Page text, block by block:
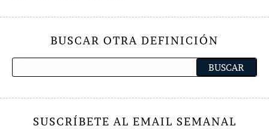
BUSCAR OTRA DEFINICIÓN
SUSCRÍBETE AL EMAIL SEMANAL